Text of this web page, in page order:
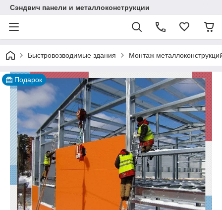
Сэндвич панели и металлоконструкции
Быстровозводимые здания Монтаж
Подарок